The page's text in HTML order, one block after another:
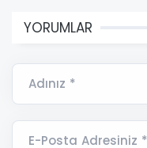
YORUMLAR
Adınız *
E-Posta Adresiniz *